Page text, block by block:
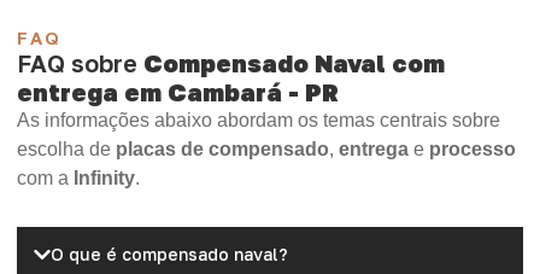
FAQ
FAQ sobre Compensado Naval com
entrega em Cambará - PR
As informações abaixo abordam os temas centrais sobre
escolha de placas de compensado, entrega e processo
com a Infinity.
O que é compensado naval?